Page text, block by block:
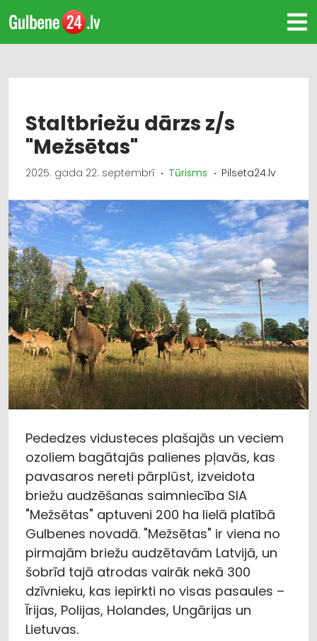
Staltbriežu dārzs z/s
"Mežsētas"
2025. gada 22. septembrī Tūrisms Pilseta24.lv
Pededzes vidusteces plašajās un veciem
ozoliem bagātajās palienes pļavās, kas
pavasaros nereti pārplūst, izveidota
briežu audzēšanas saimniecība SIA
"Mežsētas" aptuveni 200 ha lielā platībā
Gulbenes novadā. "Mežsētas" ir viena no
pirmajām briežu audzētavām Latvijā, un
šobrīd tajā atrodas vairāk nekā 300
dzīvnieku, kas iepirkti no visas pasaules –
Īrijas, Polijas, Holandes, Ungārijas un
Lietuvas.